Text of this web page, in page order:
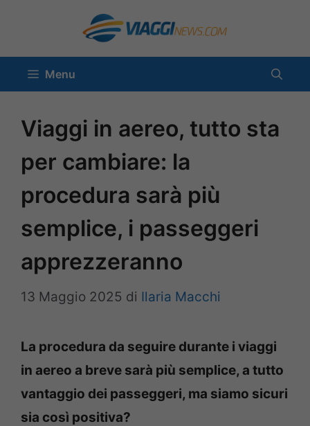
contenuto
Menu
Viaggi in aereo, tutto sta
per cambiare: la
procedura sarà più
semplice, i passeggeri
apprezzeranno
13 Maggio 2025 di Ilaria Macchi
La procedura da seguire durante i viaggi
in aereo a breve sarà più semplice, a tutto
vantaggio dei passeggeri, ma siamo sicuri
sia così positiva?